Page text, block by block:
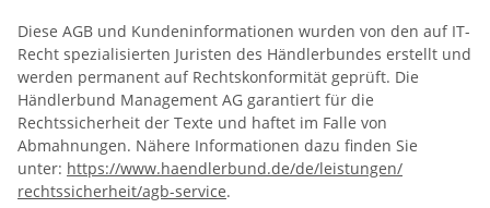
Diese AGB und Kundeninformationen wurden von den auf IT-
Recht spezialisierten Juristen des Händlerbundes erstellt und
werden permanent auf Rechtskonformität geprüft. Die
Händlerbund Management AG garantiert für die
Rechtssicherheit der Texte und haftet im Falle von
Abmahnungen. Nähere Informationen dazu finden Sie
unter: https://www.haendlerbund.de/de/leistungen/
rechtssicherheit/agb-service.